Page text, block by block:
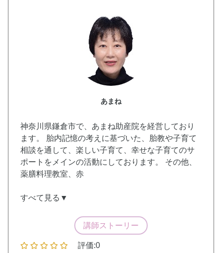
あまね
神奈川県鎌倉市で、あまね助産院を経営しており
ます。 胎内記憶の考えに基づいた、胎教や子育て
相談を通して、楽しい子育て、幸せな子育てのサ
ポートをメインの活動にしております。 その他、
薬膳料理教室、赤
すべて見る▼
講師ストーリー
評価:0